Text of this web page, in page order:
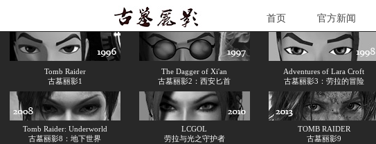
首页 官方新闻
Tomb Raider
古墓丽影1
The Dagger of Xi'an
古墓丽影2：西安匕首
Adventures of Lara Croft
古墓丽影3：劳拉的冒险
Tomb Raider: Underworld
古墓丽影8：地下世界
LCGOL
劳拉与光之守护者
TOMB RAIDER
古墓丽影9